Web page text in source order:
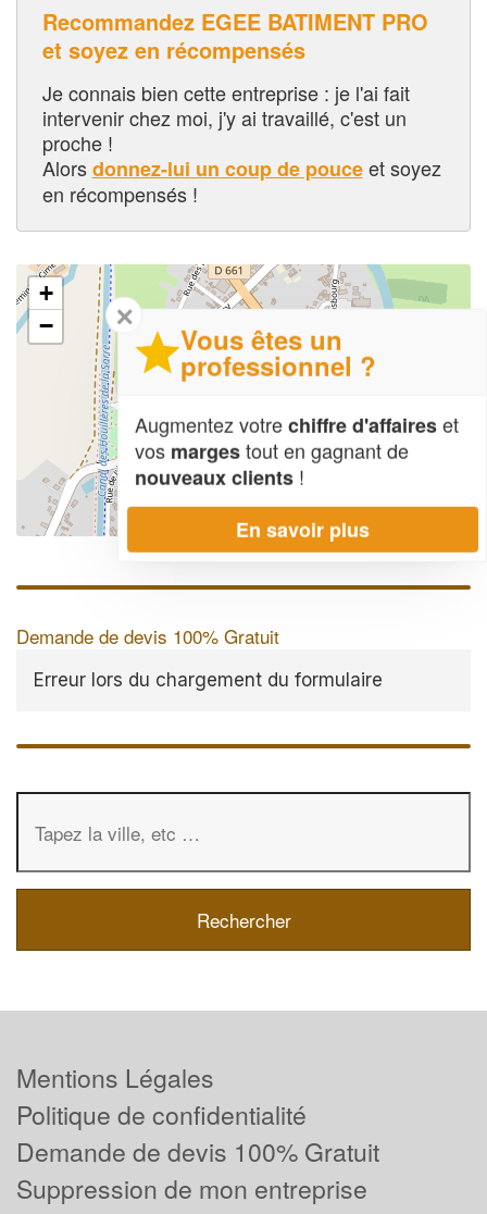
Recommandez EGEE BATIMENT PRO
et soyez en récompensés
Je connais bien cette entreprise : je l'ai fait
intervenir chez moi, j'y ai travaillé, c'est un
proche !
Alorsdonnez-lui un coup de pouceet soyez
en récompensés !
+
−
| Map data ©OpenStreetMap contributors,
Demande de devis 100% Gratuit
Erreur lors du chargement du formulaire
✕
Vous êtes un
professionnel ?
Augmentez votrechiffre d'affaireset
vos margestout en gagnant de
nouveaux clients !
En savoir plus
Mentions Légales
Politique de confidentialité
Demande de devis 100% Gratuit
Suppression de mon entreprise